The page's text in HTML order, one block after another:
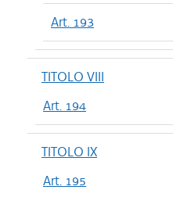
Art. 193
TITOLO VIII
Art. 194
TITOLO IX
Art. 195